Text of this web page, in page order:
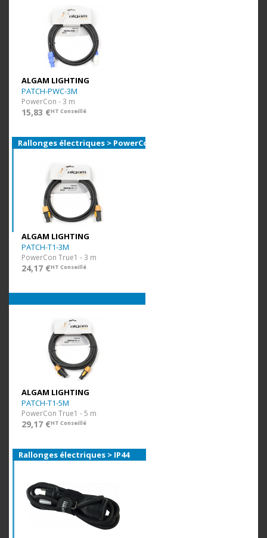
ALGAM LIGHTING
PATCH-PWC-3M
PowerCon - 3 m
15,83 €HT Conseillé
Rallonges électriques > PowerCon TRUE1
ALGAM LIGHTING
PATCH-T1-3M
PowerCon True1 - 3 m
24,17 €HT Conseillé
ALGAM LIGHTING
PATCH-T1-5M
PowerCon True1 - 5 m
29,17 €HT Conseillé
Rallonges électriques > IP44